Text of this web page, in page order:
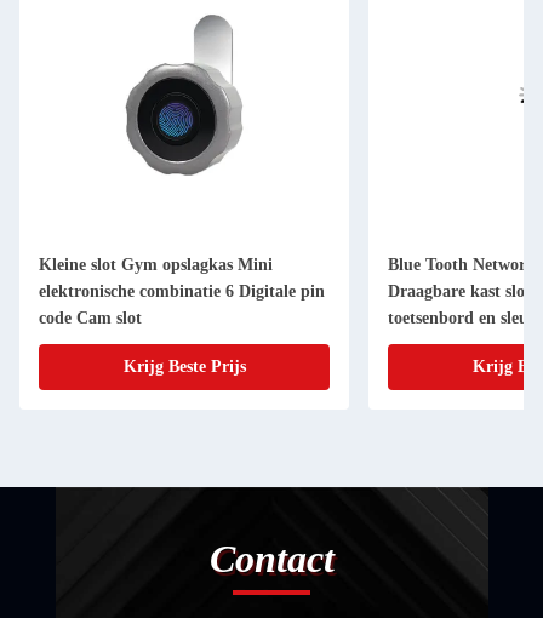
Kleine slot Gym opslagkas Mini
elektronische combinatie 6 Digitale pin
code Cam slot
Krijg Beste Prijs
Blue Tooth Network
Draagbare kast slot
toetsenbord en
Krijg
Contact